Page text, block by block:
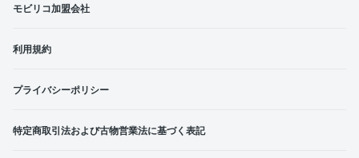
モビリコ加盟会社
利用規約
プライバシーポリシー
特定商取引法および古物営業法に基づく表記